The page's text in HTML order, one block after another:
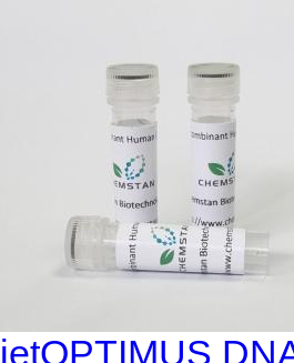
jetOPTIMUS